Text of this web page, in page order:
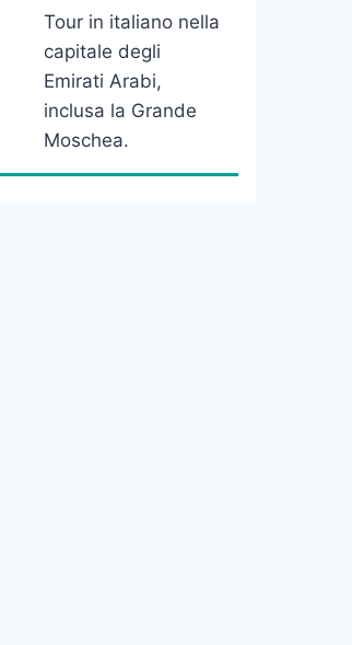
Tour in italiano nella
capitale degli
Emirati Arabi,
inclusa la Grande
Moschea.